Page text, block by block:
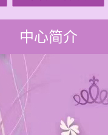
中心简介